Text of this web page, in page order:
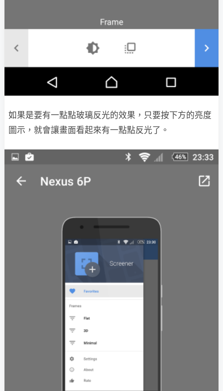
如果是要有一點點玻璃反光的效果，只要按下方的亮度
圖示，就會讓畫面看起來有一點點反光了。